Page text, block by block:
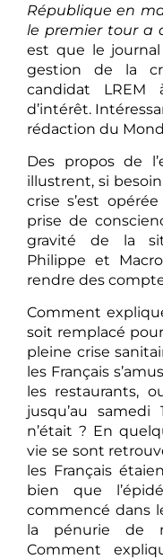
République en
le premier tour a
est que le
gestion de la
candidat LREM
d’intérêt.
rédaction du
Des propos de
illustrent, si
crise s’est
prise de
gravité de la
Philippe et
rendre des
Comment
soit remplacé
pleine crise
les Français
les restaurants,
jusqu’au
n’était ? En
vie se sont
les Français
bien que
commencé dans
la pénurie de
Comment